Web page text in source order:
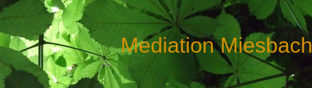
Mediation Miesbach